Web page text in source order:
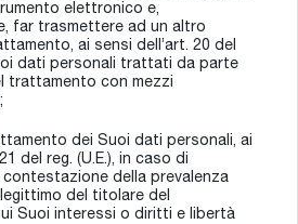
elettronico e,
far trasmettere ad un altro
ai sensi dell’art. 20 del
dati personali trattati da parte
trattamento con mezzi
dei Suoi dati personali, ai
del reg. (U.E.), in caso di
della prevalenza
del titolare del
Suoi interessi o diritti e libertà